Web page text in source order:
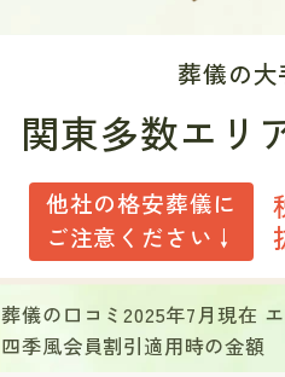
葬儀の
関東多数エリ
他社の格安葬儀に
ご注意ください↓
葬儀の口コミ2025年7月現在
四季風会員割引適用時の金額